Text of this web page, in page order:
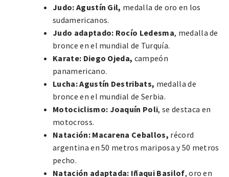
Judo: Agustín Gil, medalla de oro en los
sudamericanos.
Judo adaptado: Rocío Ledesma, medalla de
bronce en el mundial de Turquía.
Karate: Diego Ojeda, campeón
panamericano.
Lucha:Agustín Destribats, medalla de
bronce en el mundial de Serbia.
Motociclismo: Joaquín Poli, se destaca en
motocross.
Natación: Macarena Ceballos, récord
argentina en 50 metros mariposa y 50 metros
pecho.
Natación adaptada: Iñaqui Basilof, oro en